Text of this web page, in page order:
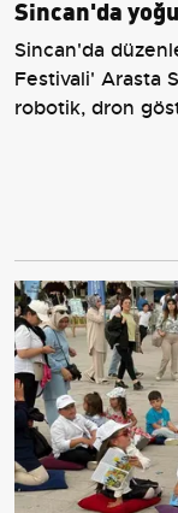
Sincan'da
Sincan'da
Festivali' Arasta
robotik, dron